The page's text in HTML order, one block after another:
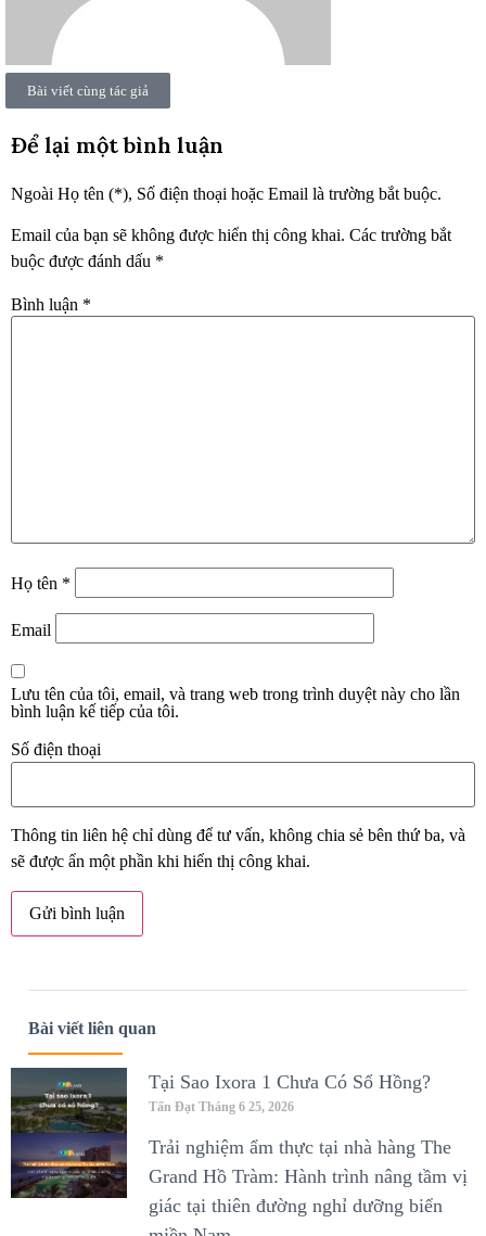
Bài viết cùng tác giả
Để lại một bình luận
Ngoài Họ tên (*), Số điện thoại hoặc Email là trường bắt buộc.
Email của bạn sẽ không được hiển thị công khai. Các trường bắt
buộc được đánh dấu *
Bình luận *
Họ tên *
Email
Lưu tên của tôi, email, và trang web trong trình duyệt này cho lần
bình luận kế tiếp của tôi.
Số điện thoại
Thông tin liên hệ chỉ dùng để tư vấn, không chia sẻ bên thứ ba, và
sẽ được ẩn một phần khi hiển thị công khai.
Bài viết liên quan
Tại Sao Ixora 1 Chưa Có Sổ Hồng?
Tấn Đạt Tháng 6 25, 2026
Trải nghiệm ẩm thực tại nhà hàng The
Grand Hồ Tràm: Hành trình nâng tầm vị
giác tại thiên đường nghỉ dưỡng biển